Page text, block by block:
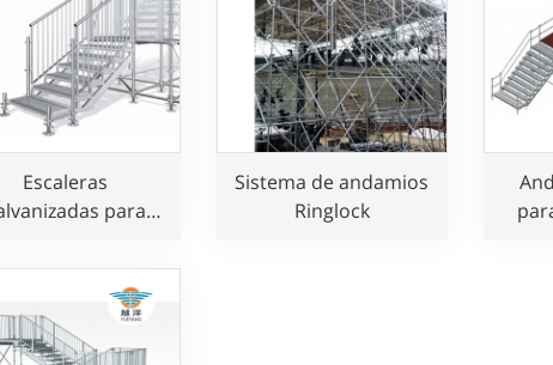
Escaleras
para
para eventos
Sistema de andamios
Ringlock